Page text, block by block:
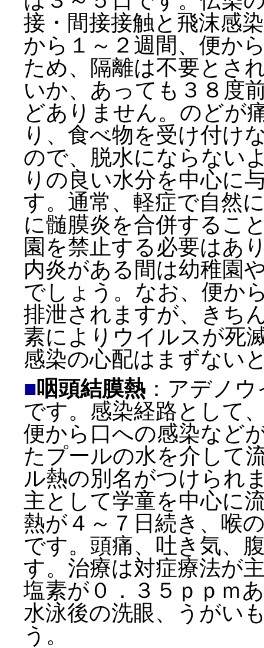
接・間接接触と飛沫感
から１～２週間、便か
ため、隔離は不要とさ
いか、あっても３８度
どありません。のどが
り、食べ物を受け付け
ので、脱水にならない
りの良い水分を中心に
す。通常、軽症で自然
に髄膜炎を合併するこ
園を禁止する必要はあ
内炎がある間は幼稚園
でしょう。なお、便か
排泄されますが、きち
素によりウイルスが死
感染の心配はまずない
■咽頭結膜熱：アデノウ
です。感染経路として
便から口への感染など
たプールの水を介して
ル熱の別名がつけられ
主として学童を中心に
熱が４～７日続き、喉
です。頭痛、吐き気、
す。治療は対症療法が
塩素が０．３５ｐｐｍ
水泳後の洗眼、うがい
う。